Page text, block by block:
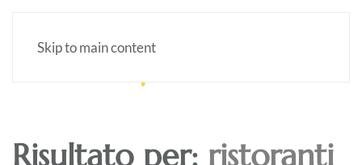
Skip to main content
Risultato per: ristoranti